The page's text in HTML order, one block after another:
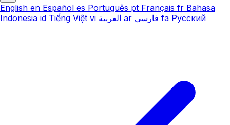
English en Español es Português pt Français fr Bahasa
Indonesia id Tiếng Việt vi العربية ar فارسی fa Русский